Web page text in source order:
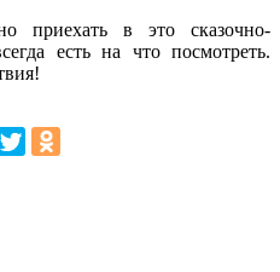
приехать в это сказочно-
есть на что посмотреть.